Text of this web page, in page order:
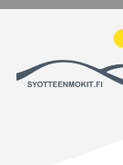
Skip
content